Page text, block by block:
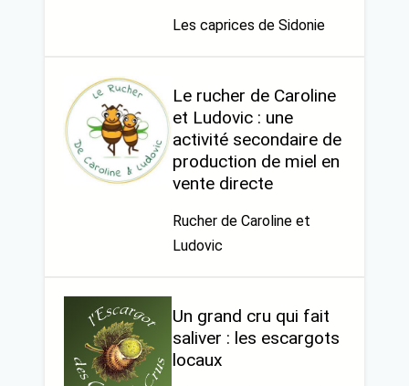
Les caprices de Sidonie
Le rucher de Caroline
et Ludovic : une
activité secondaire de
production de miel en
vente directe
Rucher de Caroline et
Ludovic
Un grand cru qui fait
saliver : les escargots
locaux